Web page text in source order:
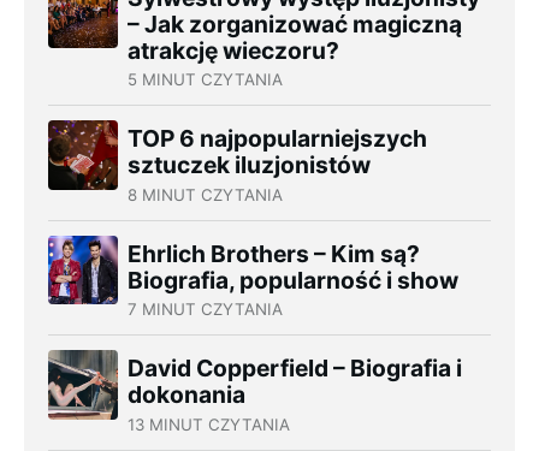
– Jak zorganizować magiczną
atrakcję wieczoru?
5 MINUT CZYTANIA
TOP 6 najpopularniejszych
sztuczek iluzjonistów
8 MINUT CZYTANIA
Ehrlich Brothers – Kim są?
Biografia, popularność i show
7 MINUT CZYTANIA
David Copperfield – Biografia i
dokonania
13 MINUT CZYTANIA